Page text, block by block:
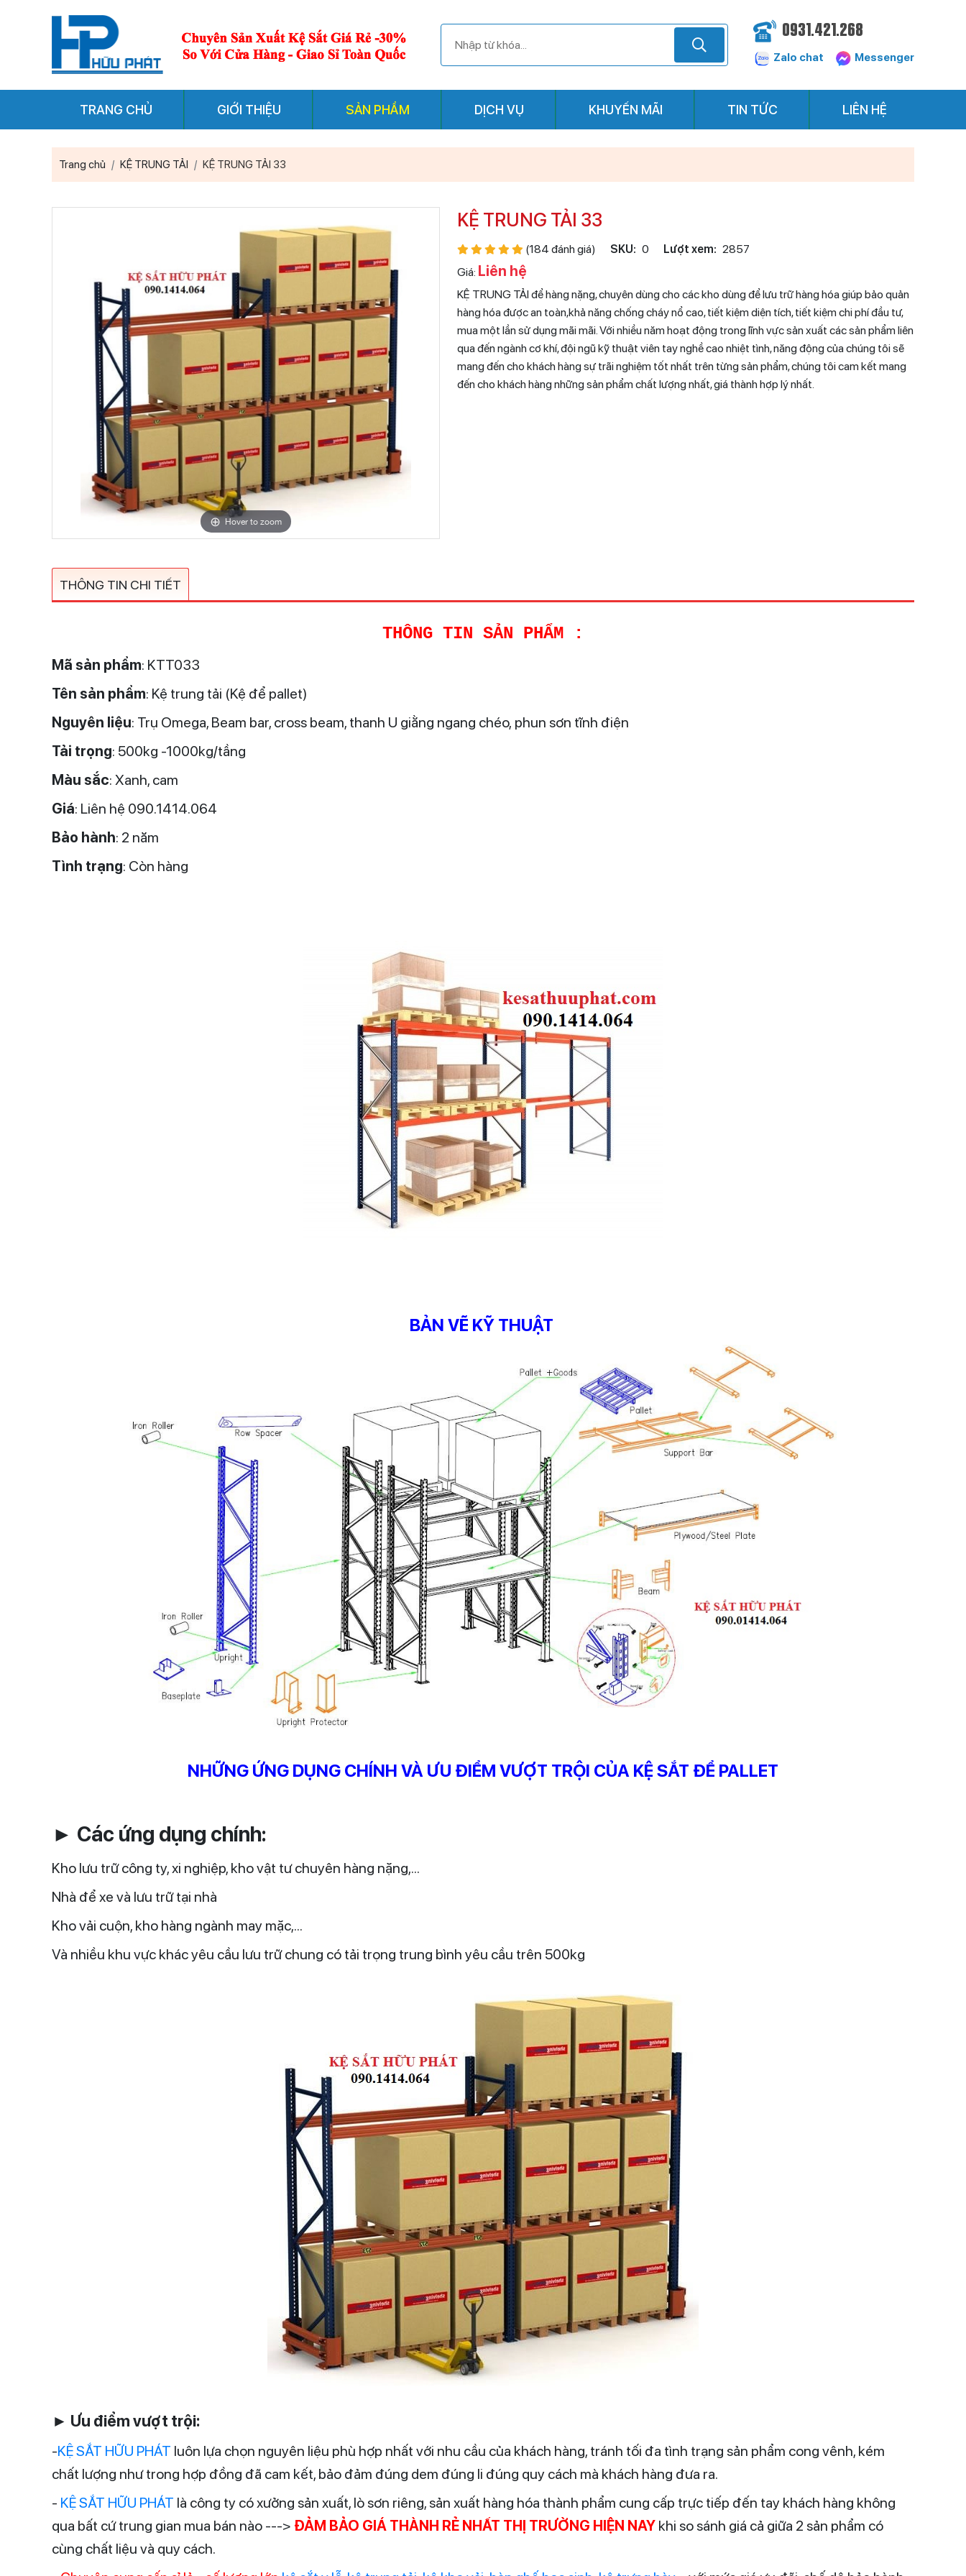
0931.421.268
Zalo chat Messenger
TRANG CHỦ GIỚI THIỆU SẢN PHẨM DỊCH VỤ KHUYẾN MÃI TIN TỨC LIÊN HỆ
Trang chủ KỆ TRUNG TẢI KỆ TRUNG TẢI 33
Hover to zoom
KỆ TRUNG TẢI 33
(184 đánh giá) SKU: 0 Lượt xem: 2857
Giá: Liên hệ
KỆ TRUNG TẢI để hàng nặng, chuyên dùng cho các kho dùng để lưu trữ hàng hóa giúp bảo quản
hàng hóa được an toàn,khả năng chống cháy nổ cao, tiết kiệm diện tích, tiết kiệm chi phí đầu tư,
mua một lần sử dụng mãi mãi. Với nhiều năm hoạt động trong lĩnh vực sản xuất các sản phẩm liên
qua đến ngành cơ khí, đội ngũ kỹ thuật viên tay nghề cao nhiệt tình, năng động của chúng tôi sẽ
mang đến cho khách hàng sự trãi nghiệm tốt nhất trên từng sản phẩm, chúng tôi cam kết mang
đến cho khách hàng những sản phẩm chất lượng nhất, giá thành hợp lý nhất.
THÔNG TIN CHI TIẾT
THÔNG TIN SẢN PHẨM :
Mã sản phẩm: KTT033
Tên sản phẩm: Kệ trung tải (Kệ để pallet)
Nguyên liệu: Trụ Omega, Beam bar, cross beam, thanh U giằng ngang chéo, phun sơn tĩnh điện
Tải trọng: 500kg -1000kg/tầng
Màu sắc: Xanh, cam
Giá: Liên hệ 090.1414.064
Bảo hành: 2 năm
Tình trạng: Còn hàng
BẢN VẼ KỸ THUẬT
NHỮNG ỨNG DỤNG CHÍNH VÀ ƯU ĐIỂM VƯỢT TRỘI CỦA KỆ SẮT ĐỂ PALLET
► Các ứng dụng chính:
Kho lưu trữ công ty, xi nghiệp, kho vật tư chuyên hàng nặng,...
Nhà để xe và lưu trữ tại nhà
Kho vải cuộn, kho hàng ngành may mặc,...
Và nhiều khu vực khác yêu cầu lưu trữ chung có tải trọng trung bình yêu cầu trên 500kg
► Ưu điểm vượt trội:
-KỆ SẮT HỮU PHÁT luôn lựa chọn nguyên liệu phù hợp nhất với nhu cầu của khách hàng, tránh tối đa tình trạng sản phẩm cong vênh, kém
chất lượng như trong hợp đồng đã cam kết, bảo đảm đúng dem đúng li đúng quy cách mà khách hàng đưa ra.
- KỆ SẮT HỮU PHÁT là công ty có xưởng sản xuất, lò sơn riêng, sản xuất hàng hóa thành phẩm cung cấp trực tiếp đến tay khách hàng không
qua bất cứ trung gian mua bán nào ---> ĐẢM BẢO GIÁ THÀNH RẺ NHẤT THỊ TRƯỜNG HIỆN NAY khi so sánh giá cả giữa 2 sản phẩm có
cùng chất liệu và quy cách.